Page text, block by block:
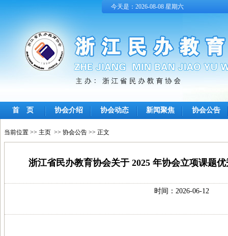
今天是：2026-08-08 星期六
首 页 协会介绍 协会动态 新闻聚焦 协会公告
当前位置 >> 主页 >> 协会公告 >> 正文
浙江省民办教育协会关于 2025 年协会立项课题
时间：2026-06-12